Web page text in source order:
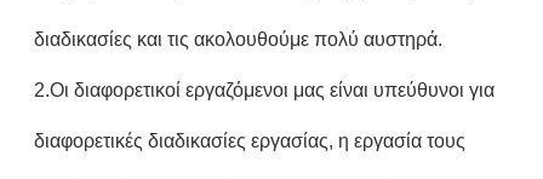
διαδικασίες και τις ακολουθούμε πολύ αυστηρά.
2.Οι διαφορετικοί εργαζόμενοι μας είναι υπεύθυνοι για
διαφορετικές διαδικασίες εργασίας, η εργασία τους